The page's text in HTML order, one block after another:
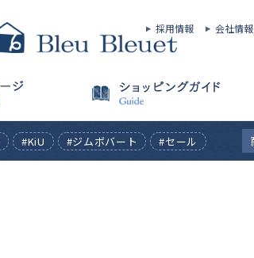
採用情報 会社情報
#KiU #ジムボバート #セール